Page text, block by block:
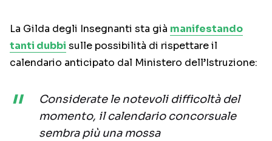
La Gilda degli Insegnanti sta già manifestando
tanti dubbi sulle possibilità di rispettare il
calendario anticipato dal Ministero dell’Istruzione:
Considerate le notevoli difficoltà del
momento, il calendario concorsuale
sembra più una mossa